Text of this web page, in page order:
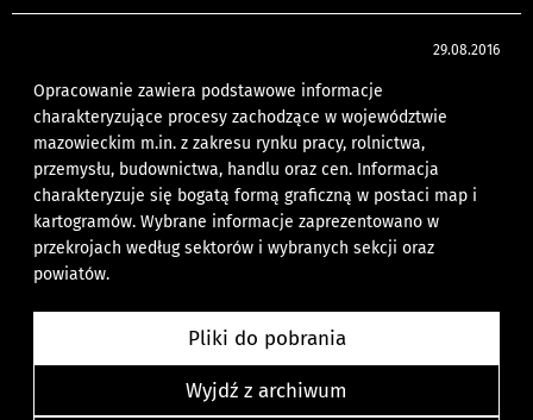
29.08.2016
Opracowanie zawiera podstawowe informacje
charakteryzujące procesy zachodzące w województwie
mazowieckim m.in. z zakresu rynku pracy, rolnictwa,
przemysłu, budownictwa, handlu oraz cen. Informacja
charakteryzuje się bogatą formą graficzną w postaci map i
kartogramów. Wybrane informacje zaprezentowano w
przekrojach według sektorów i wybranych sekcji oraz
powiatów.
Pliki do pobrania
Wyjdź z archiwum